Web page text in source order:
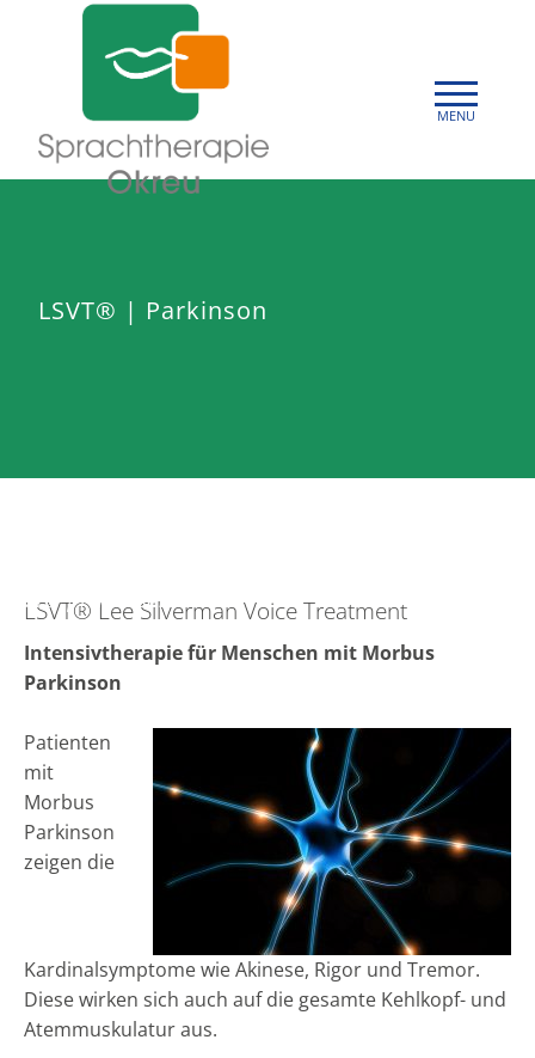
LSVT® | Parkinson
LSVT® | Parkinson
LSVT® Lee Silverman Voice Treatment
Intensivtherapie für Menschen mit Morbus
Parkinson
Patienten
mit
Morbus
Parkinson
zeigen die
Kardinalsymptome wie Akinese, Rigor und Tremor.
Diese wirken sich auch auf die gesamte Kehlkopf- und
Atemmuskulatur aus.